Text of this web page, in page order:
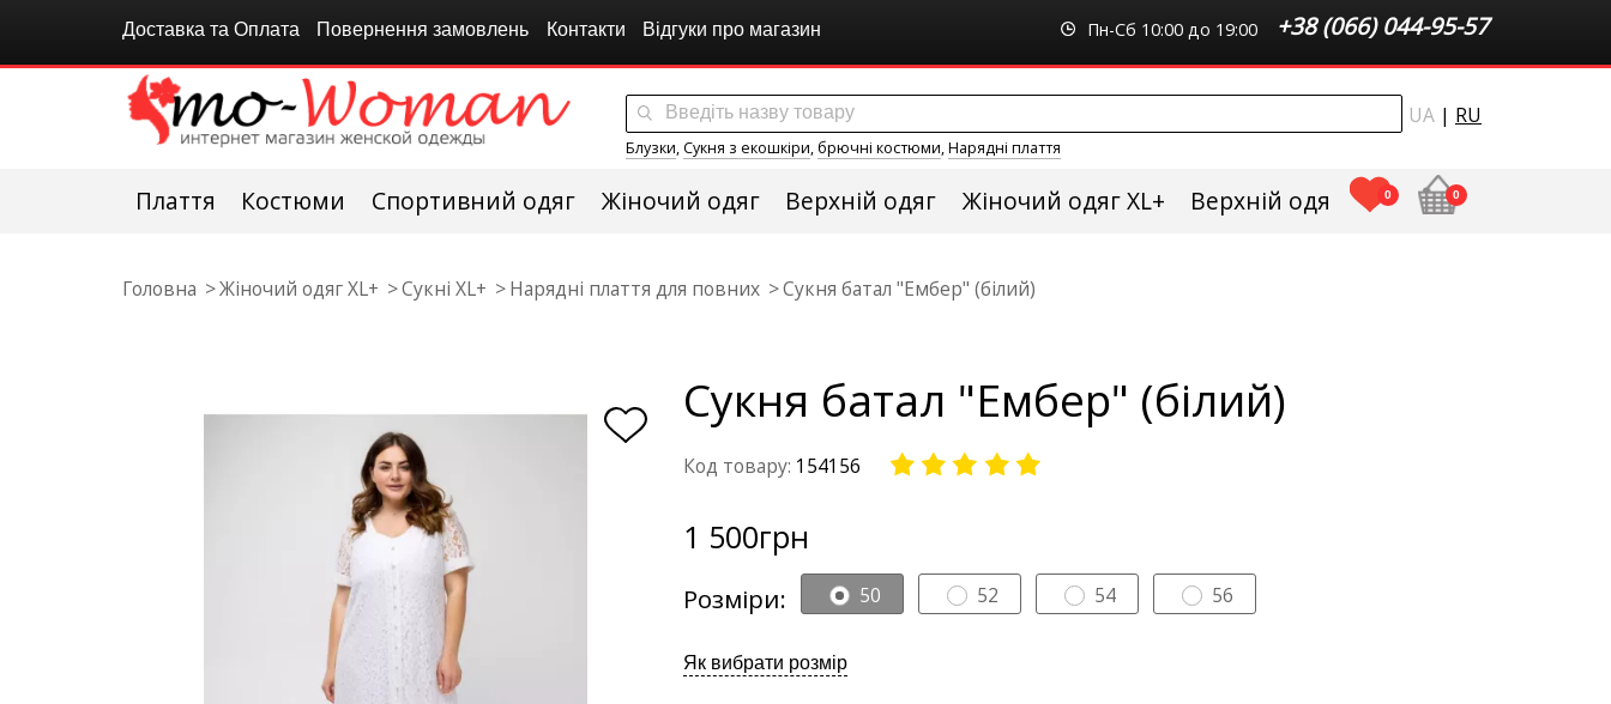
Доставка та Оплата Повернення замовлень Контакти Відгуки про магазин +38 (066) 044-95-57
Пн-Сб 10:00 до 19:00
UA | RU
Блузки, Сукня з екошкіри, брючні костюми,Нарядні плаття
Плаття Костюми Спортивний одяг Жіночий одяг Верхній одяг Жіночий одяг XL+ Верхній одяг плюс сайз
0 0
Головна Жіночий одяг XL+ Сукні XL+ Нарядні плаття для повних Сукня батал "Ембер" (білий)
Сукня батал "Ембер" (білий)
Код товару: 154156
1 500грн
Розміри: 50 52 54 56
Як вибрати розмір